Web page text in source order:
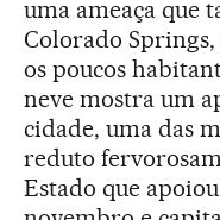
uma ameaça que
Colorado
os poucos
neve mostra um
cidade, uma das
reduto
Estado que